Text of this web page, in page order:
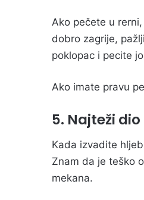
Ako pečete u
dobro zagrije,
poklopac i pecite
Ako imate pravu
5. Najteži
Kada izvadite
Znam da je teško
mekana.